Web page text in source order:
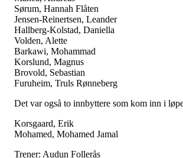
Sørum, Hannah Flåten
Jensen-Reinertsen, Leander
Hallberg-Kolstad, Daniella
Volden, Alette
Barkawi, Mohammad
Korslund, Magnus
Brovold, Sebastian
Furuheim, Truls Rønneberg
Det var også to innbyttere som kom inn i
Korsgaard, Erik
Mohamed, Mohamed Jamal
Trener: Audun Follerås